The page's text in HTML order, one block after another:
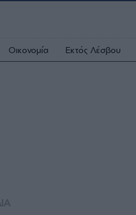
Οικονομία Εκτός Λέσβου